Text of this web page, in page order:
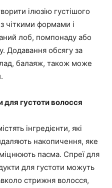
ілюзію густішого
чіткими формами і
лоб, помпонаду або
Додавання обсягу за
балаяж, також може
для густоти волосся
інгредієнти, які
накопичення, яке
пасма. Спреї для
для густоти можуть
стрижня волосся,